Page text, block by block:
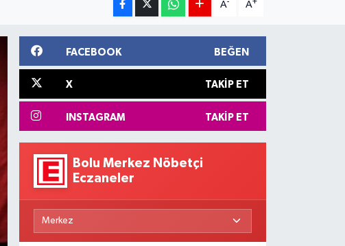
A- A+
FACEBOOK BEĞEN
X TAKIP ET
INSTAGRAM TAKIP ET
Bolu Merkez Nöbetçi
Eczaneler